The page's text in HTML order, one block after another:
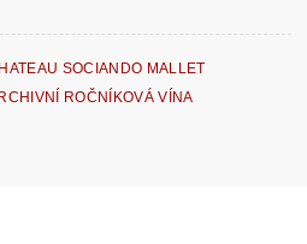
SOCIANDO MALLET
ROČNÍKOVÁ VÍNA